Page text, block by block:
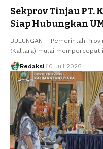
Sekprov Tinjau PT.
Siap Hubungkan
BULUNGAN – Pemerintah
(Kaltara) mulai
Redaksi 10 Juli 2026